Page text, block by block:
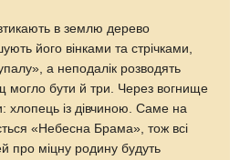
в землю дерево
його вінками та стрічками,
а неподалік розводять
могло бути й три. Через вогнище
хлопець із дівчиною. Саме на
«Небесна Брама», тож всі
про міцну родину будуть